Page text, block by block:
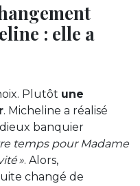
: elle a
Plutôt une
. Micheline a réalisé
banquier
temps pour Madame
». Alors,
changé de